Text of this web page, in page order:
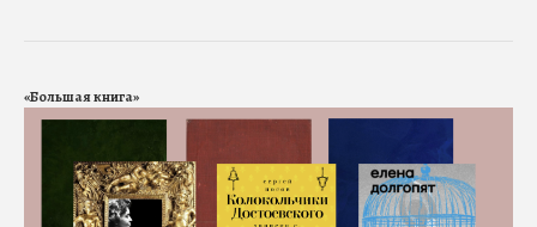
«Большая книга»